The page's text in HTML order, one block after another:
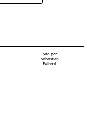
Site par
Sébastien
Poilvert